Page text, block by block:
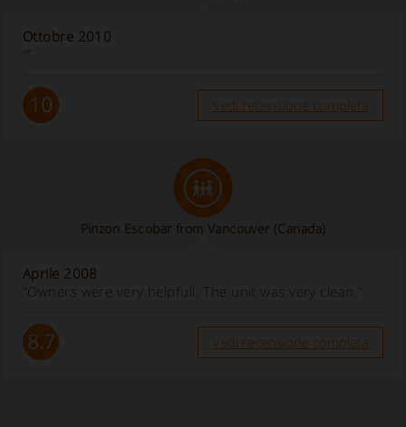
Ottobre 2010
“”
10 Vedi recensione completa
Pinzon Escobar from Vancouver (Canada)
Aprile 2008
“Owners were very helpfull. The unit was very clean.”
8.7 Vedi recensione completa